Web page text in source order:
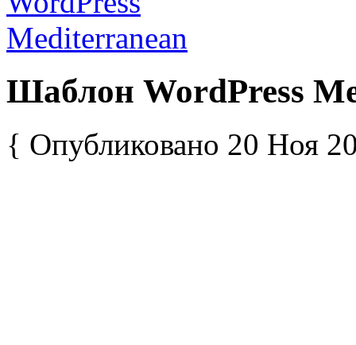
Шаблон WordPress
{ Опубликовано 20 Ноя